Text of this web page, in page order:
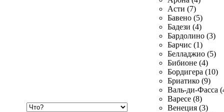
Асти (7)
Бавено (5)
Бадези (4)
Бардолино (3)
Барчис (1)
Белладжио (5)
Бибионе (4)
Бордигера (10)
Бриатико (9)
Валь-ди-Фасса
Варесе (8)
Венеция (3)